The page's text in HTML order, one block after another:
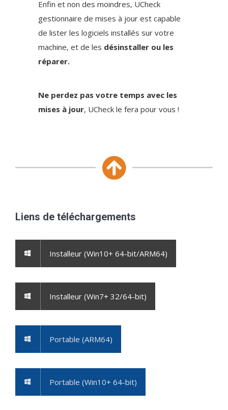
Enfin et non des moindres, UCheck
gestionnaire de mises à jour est capable
de lister les logiciels installés sur votre
machine, et de les désinstaller ou les
réparer.
Ne perdez pas votre temps avec les
mises à jour, UCheck le fera pour vous !
Liens de téléchargements
Installeur (Win10+ 64-bit/ARM64)
Installeur (Win7+ 32/64-bit)
Portable (ARM64)
Portable (Win10+ 64-bit)